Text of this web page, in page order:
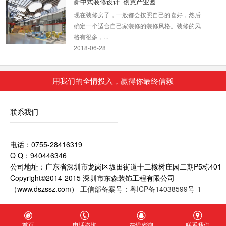
现在装修房子，一般都会按照自己的喜好，然后
确定一个适合自己家装修的装修风格。装修的风
格有很多，...
2018-06-28
深圳写字楼办公室装修
深圳写字楼装修为什么要选深圳东森装饰公司？
厂家新办公室装修
虑有风格表现，才能让实践的装修，达到更好的
效果。...
2018-07-30
游戏公司办公室装修
此的办公空间具有鲜明的德国风格，从入口大堂
用我们的全情投入，贏得你最終信赖
联系我们
电话：0755-28416319
Q Q：940446346
公司地址：广东省深圳市龙岗区坂田街道十二橡树庄园二期P5栋401
Copyright©2014-2015 深圳市东森装饰工程有限公司
（www.dszssz.com） 工信部备案号：粤ICP备14038599号-1